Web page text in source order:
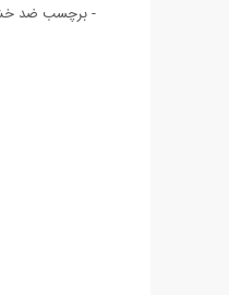
- برچسب ضد خش